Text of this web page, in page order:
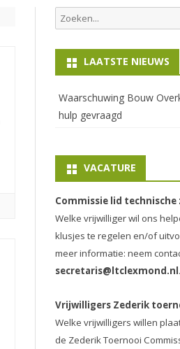
Zoeken
naar:
LAATSTE NIEUWS
Waarschuwing Bouw
hulp gevraagd
VACATURE
Commissie lid technische
Welke vrijwilliger wil ons
klusjes te regelen en/of
meer informatie: neem
secretaris@ltclexmond.nl .
Vrijwilligers Zederik
Welke vrijwilligers willen
de Zederik Toernooi